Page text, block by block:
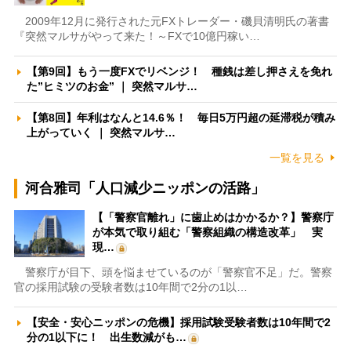
2009年12月に発行された元FXトレーダー・磯貝清明氏の著書
『突然マルサがやって来た！～FXで10億円稼い…
【第9回】もう一度FXでリベンジ！ 種銭は差し押さえを免れ
た”ヒミツのお金” ｜ 突然マルサ…
【第8回】年利はなんと14.6％！ 毎日5万円超の延滞税が積み
上がっていく ｜ 突然マルサ…
一覧を見る
河合雅司「人口減少ニッポンの活路」
【「警察官離れ」に歯止めはかかるか？】警察庁
が本気で取り組む「警察組織の構造改革」 実
現…
警察庁が目下、頭を悩ませているのが「警察官不足」だ。警察
官の採用試験の受験者数は10年間で2分の1以…
【安全・安心ニッポンの危機】採用試験受験者数は10年間で2
分の1以下に！ 出生数減がも…